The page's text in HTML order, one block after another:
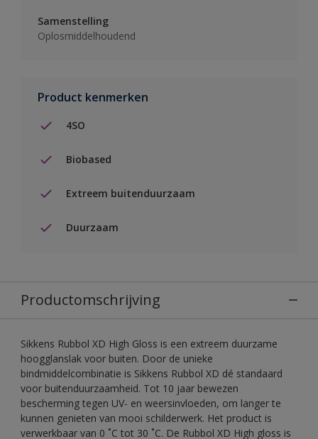
Samenstelling
Oplosmiddelhoudend
Product kenmerken
4SO
Biobased
Extreem buitenduurzaam
Duurzaam
Productomschrijving
Sikkens Rubbol XD High Gloss is een extreem duurzame
hoogglanslak voor buiten. Door de unieke
bindmiddelcombinatie is Sikkens Rubbol XD dé standaard
voor buitenduurzaamheid. Tot 10 jaar bewezen
bescherming tegen UV- en weersinvloeden, om langer te
kunnen genieten van mooi schilderwerk. Het product is
verwerkbaar van 0 ˚C tot 30 ˚C. De Rubbol XD High gloss is